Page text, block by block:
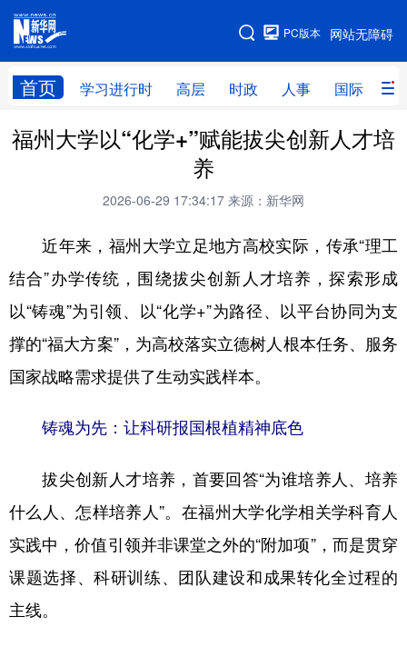
网站无障碍
PC版本
首页 学习进行时 高层 时政 人事 国际 财
网站地图
学习进行时 高层 时政 人事
全球连线
科技 科创 量子 体育
文化 书画 健康 军事
法律 中央文件 金融
学术中国 乡村振兴 银龄
城市 旅游 能源 会展
彩票 娱乐 时尚 悦读
公益 一带一路 亚太网 上市公司
福州大学以“化学+”赋能拔尖创新人才培
养
2026-06-29 17:34:17 来源：新华网
近年来，福州大学立足地方高校实际，传承“理工
结合”办学传统，围绕拔尖创新人才培养，探索形成
以“铸魂”为引领、以“化学+”为路径、以平台协同为支
撑的“福大方案”，为高校落实立德树人根本任务、服务
国家战略需求提供了生动实践样本。
铸魂为先：让科研报国根植精神底色
拔尖创新人才培养，首要回答“为谁培养人、培养
什么人、怎样培养人”。在福州大学化学相关学科育人
实践中，价值引领并非课堂之外的“附加项”，而是贯穿
课题选择、科研训练、团队建设和成果转化全过程的
主线。